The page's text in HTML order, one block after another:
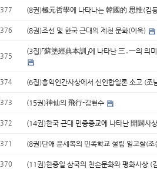
377 (8권)極元哲學에 나타나는 韓國的 思惟(김
376 (8권)조선 및 한국 근대의 제천 문화(이욱)
375
(3집)「蘇塗經典本訓」에 나타난 三․一의
374 (6집)홍익인간사상에서 신인합일론 소고 (조
373 (15권)神仙의 飛行-김현수
372 (14권)한국 근대 민중종교에 나타난 開闢사
371 (8권)단애 윤세복의 민족학교 설립 일고찰(조
370 (11권)한중일 삼국의 천손문화와 평화사상 (